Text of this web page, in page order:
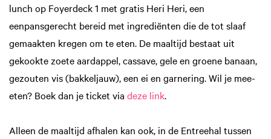
lunch op Foyerdeck 1 met gratis Heri Heri, een
eenpansgerecht bereid met ingrediënten die de tot slaaf
gemaakten kregen om te eten. De maaltijd bestaat uit
gekookte zoete aardappel, cassave, gele en groene banaan,
gezouten vis (bakkeljauw), een ei en garnering. Wil je mee-
eten? Boek dan je ticket via deze link.
Alleen de maaltijd afhalen kan ook, in de Entreehal tussen